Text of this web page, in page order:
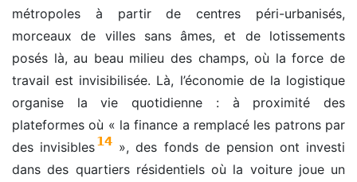
métropoles à partir de centres péri-urbanisés,
morceaux de villes sans âmes, et de lotissements
posés là, au beau milieu des champs, où la force de
travail est invisibilisée. Là, l’économie de la logistique
organise la vie quotidienne : à proximité des
plateformes où « la finance a remplacé les patrons par
des invisibles14 », des fonds de pension ont investi
dans des quartiers résidentiels où la voiture joue un